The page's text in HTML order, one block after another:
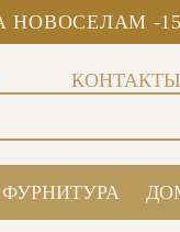
НОВОСЕЛАМ -
КОНТАКТЫ
ФУРНИТУРА